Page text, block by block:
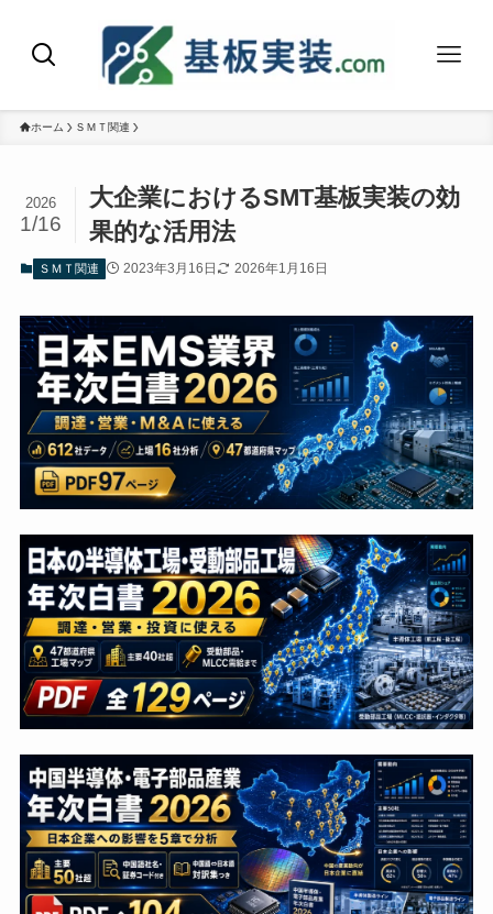
ホーム ＳＭＴ関連
大企業におけるSMT基板実装の効
果的な活用法
2026
1/16
ＳＭＴ関連 2023年3月16日 2026年1月16日